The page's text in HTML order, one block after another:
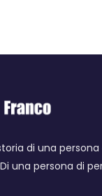
di una
una persona di